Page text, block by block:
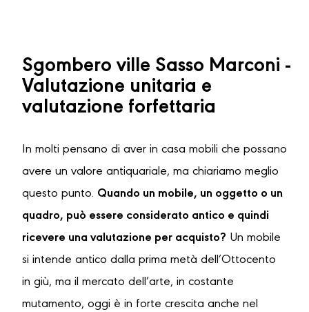
Sgombero ville Sasso Marconi -
Valutazione unitaria e
valutazione forfettaria
In molti pensano di aver in casa mobili che possano
avere un valore antiquariale, ma chiariamo meglio
questo punto. Quando un mobile, un oggetto o un
quadro, può essere considerato antico e quindi
ricevere una valutazione per acquisto? Un mobile
si intende antico dalla prima metà dell’Ottocento
in giù, ma il mercato dell’arte, in costante
mutamento, oggi è in forte crescita anche nel